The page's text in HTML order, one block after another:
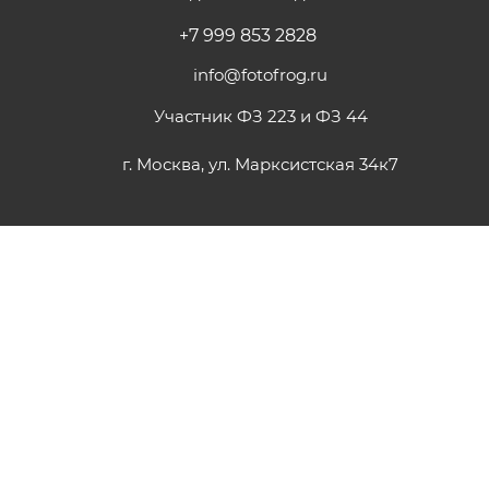
+7 999 853 2828
info@fotofrog.ru
Участник ФЗ 223 и ФЗ 44
г. Москва, ул. Марксистская 34к7